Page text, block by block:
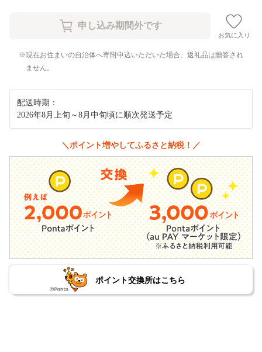
お気に入り
現在お住まいの自治体へ寄附申込いただいた場合、返礼品は贈答され
ません。
配送時期：
2026年8月上旬～8月中旬頃に順次発送予定
＼ポイント増やしてふるさと納税！／
ポイント交換所はこちら